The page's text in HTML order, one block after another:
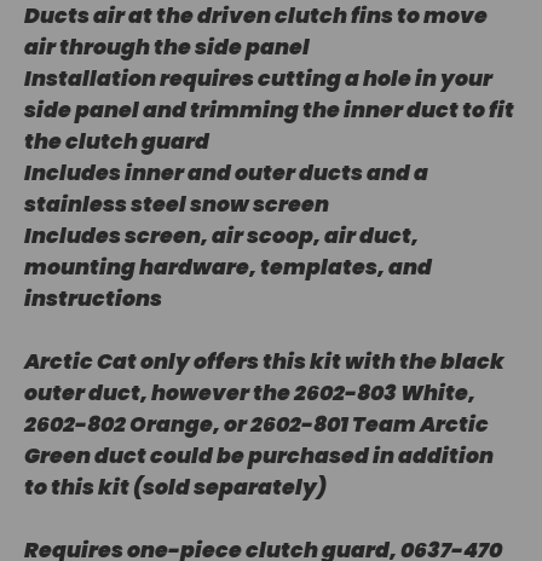
Ducts air at the driven clutch fins to move
air through the side panel
Installation requires cutting a hole in your
side panel and trimming the inner duct to fit
the clutch guard
Includes inner and outer ducts and a
stainless steel snow screen
Includes screen, air scoop, air duct,
mounting hardware, templates, and
instructions
Arctic Cat only offers this kit with the black
outer duct, however the 2602-803 White,
2602-802 Orange, or 2602-801 Team Arctic
Green duct could be purchased in addition
to this kit (sold separately)
Requires one-piece clutch guard, 0637-470